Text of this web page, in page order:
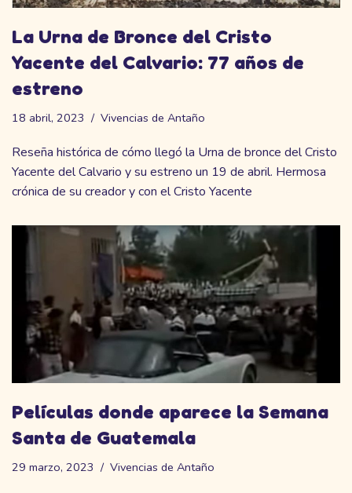
La Urna de Bronce del Cristo
Yacente del Calvario: 77 años de
estreno
18 abril, 2023 Vivencias de Antaño
Reseña histórica de cómo llegó la Urna de bronce del Cristo
Yacente del Calvario y su estreno un 19 de abril. Hermosa
crónica de su creador y con el Cristo Yacente
Películas donde aparece la Semana
Santa de Guatemala
29 marzo, 2023 Vivencias de Antaño